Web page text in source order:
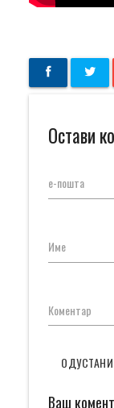
Остави
е-пошта
Име
Коментар
ОДУСТАНИ
Ваш